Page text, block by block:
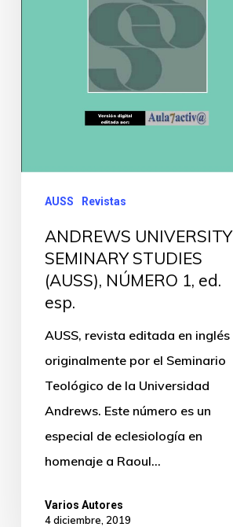
AUSS Revistas
ANDREWS UNIVERSITY
SEMINARY STUDIES
(AUSS), NÚMERO 1, ed.
esp.
AUSS, revista editada en inglés
originalmente por el Seminario
Teológico de la Universidad
Andrews. Este número es un
especial de eclesiología en
homenaje a Raoul…
Varios Autores
4 diciembre, 2019